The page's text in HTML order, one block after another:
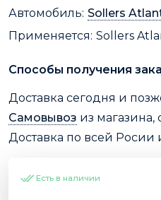
Автомобиль: Sollers
Применяется: Sollers
Способы получения
Доставка сегодня и
Самовывоз из магазина,
Доставка по всей Росии
Есть в наличии